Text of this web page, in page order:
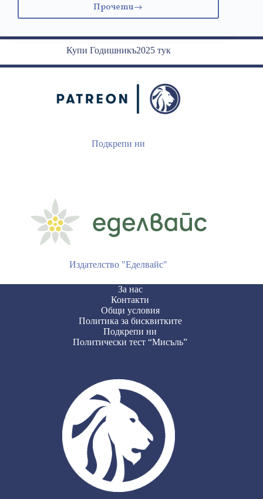
Прочети
27
Иван
Вазов
Купи Годишникъ2025 тук
Подкрепи ни
Издателство "Еделвайс"
За нас
Контакти
Общи условия
Политика за бисквитките
Подкрепи ни
Политически тест “Мисъль”